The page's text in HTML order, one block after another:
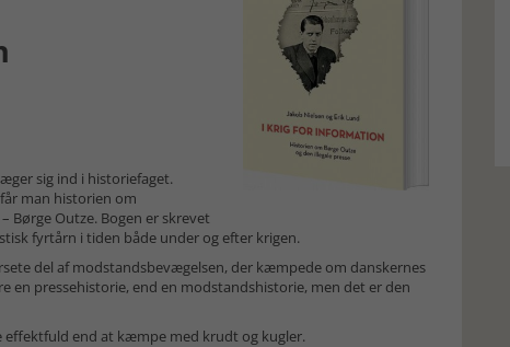
sig ind i historiefaget.
man historien om
Børge Outze. Bogen er skrevet
fyrtårn i tiden både under og efter krigen.
del af modstandsbevægelsen, der kæmpede om danskernes
en pressehistorie, end en modstandshistorie, men det er den
effektfuld end at kæmpe med krudt og kugler.